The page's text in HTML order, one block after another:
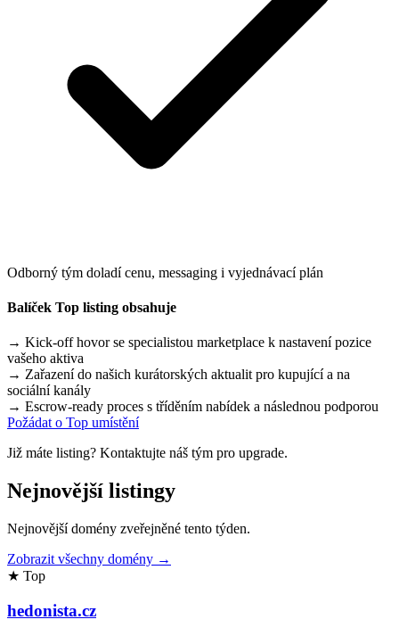
Odborný tým doladí cenu, messaging i vyjednávací plán
Balíček Top listing obsahuje
→ Kick-off hovor se specialistou marketplace k nastavení pozice
vašeho aktiva
→ Zařazení do našich kurátorských aktualit pro kupující a na
sociální kanály
→ Escrow-ready proces s tříděním nabídek a následnou podporou
Požádat o Top umístění
Již máte listing? Kontaktujte náš tým pro upgrade.
Nejnovější listingy
Nejnovější domény zveřejněné tento týden.
Zobrazit všechny domény →
★ Top
hedonista.cz